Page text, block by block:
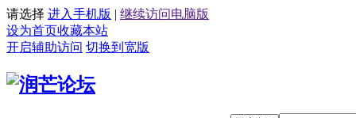
请选择 进入手机版 | 继续访问电脑版
设为首页收藏本站
开启辅助访问 切换到宽版